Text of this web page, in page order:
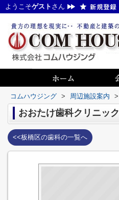
ようこそゲスト さん
コムハウジング > 周辺施設案内 >
おおたけ歯科クリニック
<<板橋区の歯科の一覧へ